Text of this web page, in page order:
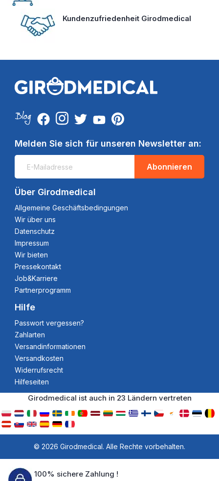
Kundenzufriedenheit Girodmedical
Melden Sie sich für unseren Newsletter an:
Abonnieren
Über Girodmedical
Allgemeine Geschäftsbedingungen
Wir über uns
Datenschutz
Impressum
Wir bieten
Pressekontakt
Job&Karriere
Partnerprogramm
Hilfe
Passwort vergessen?
Zahlarten
Versandinformationen
Versandkosten
Widerrufsrecht
Hilfeseiten
Girodmedical ist auch in 23 Ländern vertreten
© 2026 Girodmedical. Alle Rechte vorbehalten.
100% sichere Zahlung !